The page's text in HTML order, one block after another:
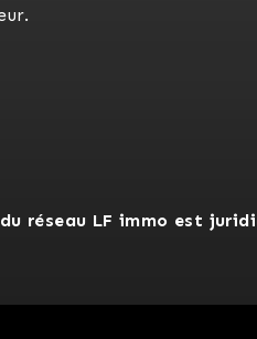
réseau LF immo est